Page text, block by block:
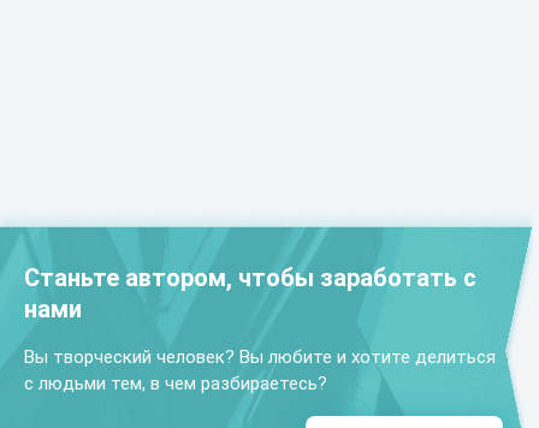
Станьте автором, чтобы заработать с
нами
Вы творческий человек? Вы любите и хотите делиться
с людьми тем, в чем разбираетесь?